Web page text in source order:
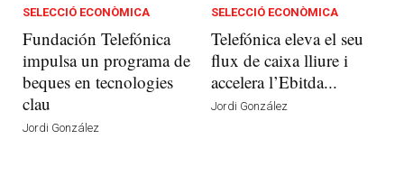
SELECCIÓ ECONÒMICA
Fundación Telefónica
impulsa un programa de
beques en tecnologies
clau
Jordi González
SELECCIÓ ECONÒMICA
Telefónica eleva el seu
flux de caixa lliure i
accelera l’Ebitda...
Jordi González